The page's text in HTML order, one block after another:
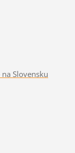
Slovensku